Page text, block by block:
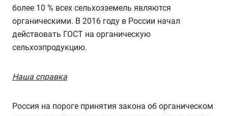
более 10 % всех сельхозземель являются
органическими. В 2016 году в России начал
действовать ГОСТ на органическую
сельхозпродукцию.
Наша справка
Россия на пороге принятия закона об органическом